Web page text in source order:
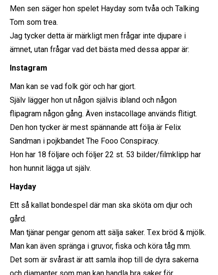
Men sen säger hon spelet Hayday som tvåa och Talking
Tom som trea.
Jag tycker detta är märkligt men frågar inte djupare i
ämnet, utan frågar vad det bästa med dessa appar är:
Instagram
Man kan se vad folk gör och har gjort.
Själv lägger hon ut någon självis ibland och någon
flipagram någon gång. Även instacollage används flitigt.
Den hon tycker är mest spännande att följa är Felix
Sandman i pojkbandet The Fooo Conspiracy.
Hon har 18 följare och följer 22 st. 53 bilder/filmklipp har
hon hunnit lägga ut själv.
Hayday
Ett så kallat bondespel där man ska sköta om djur och
gård.
Man tjänar pengar genom att sälja saker. T.ex bröd & mjölk.
Man kan även spränga i gruvor, fiska och köra tåg mm.
Det som är svårast är att samla ihop till de dyra sakerna